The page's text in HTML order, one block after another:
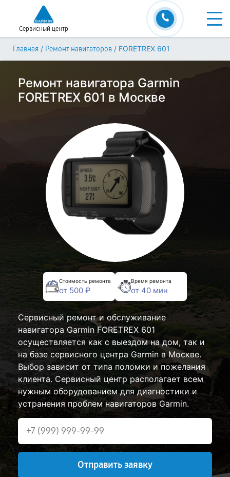
Сервисный центр
Главная / Ремонт навигаторов / FORETREX 601
Ремонт навигатора Garmin
FORETREX 601 в Москве
Стоимость ремонта
от 500 ₽
Время ремонта
от 40 мин
Сервисный ремонт и обслуживание
навигатора Garmin FORETREX 601
осуществляется как с выездом на дом, так и
на базе сервисного центра Garmin в Москве.
Выбор зависит от типа поломки и пожелания
клиента. Сервисный центр располагает всем
нужным оборудованием для диагностики и
устранения проблем навигаторов Garmin.
Отправить заявку